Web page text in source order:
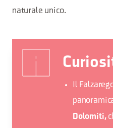
naturale unico.
Il
Dolomiti,